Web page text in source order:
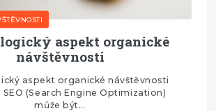
aspekt organické
návštěvnosti
aspekt organické návštěvnosti
SEO (Search Engine Optimization)
může být…